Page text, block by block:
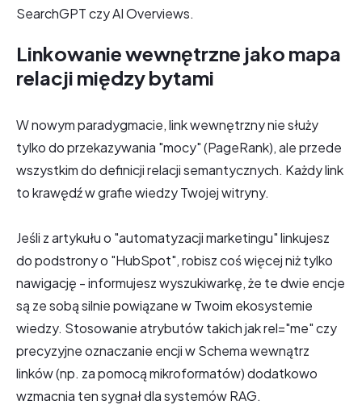
SearchGPT czy AI Overviews.
Linkowanie wewnętrzne jako mapa
relacji między bytami
W nowym paradygmacie, link wewnętrzny nie służy
tylko do przekazywania "mocy" (PageRank), ale przede
wszystkim do definicji relacji semantycznych. Każdy link
to krawędź w grafie wiedzy Twojej witryny.
Jeśli z artykułu o "automatyzacji marketingu" linkujesz
do podstrony o "HubSpot", robisz coś więcej niż tylko
nawigację - informujesz wyszukiwarkę, że te dwie encje
są ze sobą silnie powiązane w Twoim ekosystemie
wiedzy. Stosowanie atrybutów takich jak rel="me" czy
precyzyjne oznaczanie encji w Schema wewnątrz
linków (np. za pomocą mikroformatów) dodatkowo
wzmacnia ten sygnał dla systemów RAG.